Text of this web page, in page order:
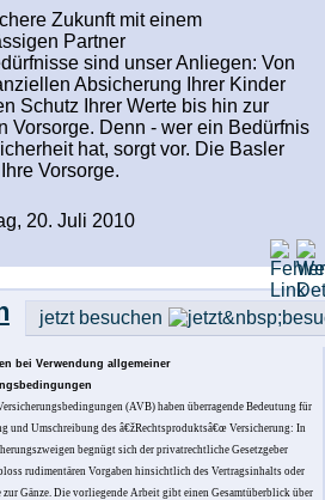
Zukunft mit einem
Partner
sind unser Anliegen: Von
Absicherung Ihrer Kinder
Schutz Ihrer Werte bis hin zur
Vorsorge. Denn - wer ein Bedürfnis
hat, sorgt vor. Die Basler
Vorsorge.
20. Juli 2010
jetzt besuchen
bei Verwendung allgemeiner
(AVB) haben überragende Bedeutung für
und Umschreibung des â€žRechtsproduktsâ€œ Versicherung: In
begnügt sich der privatrechtliche Gesetzgeber
rudimentären Vorgaben hinsichtlich des Vertragsinhalts oder
zur Gänze. Die vorliegende Arbeit gibt einen Gesamtüberblick über